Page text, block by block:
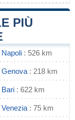
PIÙ
Napoli : 526 km
Genova : 218 km
Bari : 622 km
Venezia : 75 km